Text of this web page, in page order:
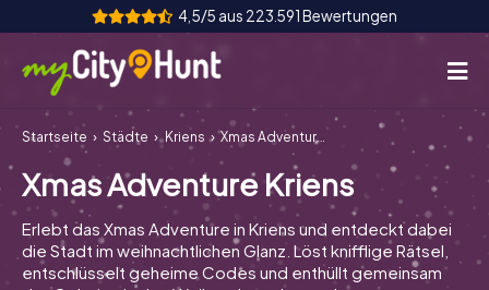
4,5/5 aus 223.591 Bewertungen
So funktioniert's
Städte
Touren
Startseite Städte Kriens Xmas Adventure Kriens
Xmas Adventure Kriens
Erlebt das Xmas Adventure in Kriens und entdeckt dabei
die Stadt im weihnachtlichen Glanz. Löst knifflige Rätsel,
entschlüsselt geheime Codes und enthüllt gemeinsam